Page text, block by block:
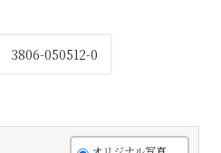
3806-050512-0